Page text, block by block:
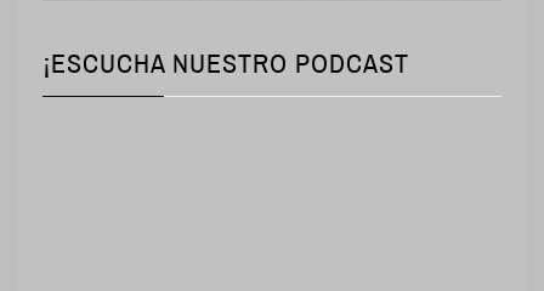
¡ESCUCHA NUESTRO PODCAST